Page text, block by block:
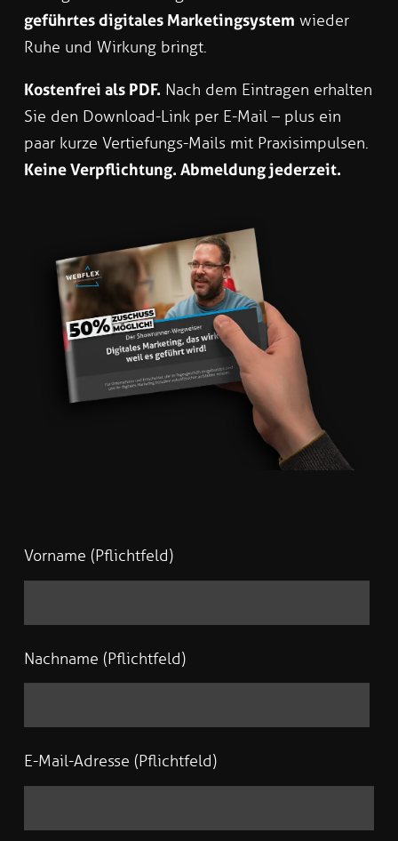
geführtes digitales Marketingsystem wieder
Ruhe und Wirkung bringt.
Kostenfrei als PDF. Nach dem Eintragen erhalten
Sie den Download-Link per E-Mail – plus ein
paar kurze Vertiefungs-Mails mit Praxisimpulsen.
Keine Verpflichtung. Abmeldung jederzeit.
Vorname (Pflichtfeld)
Nachname (Pflichtfeld)
E-Mail-Adresse (Pflichtfeld)